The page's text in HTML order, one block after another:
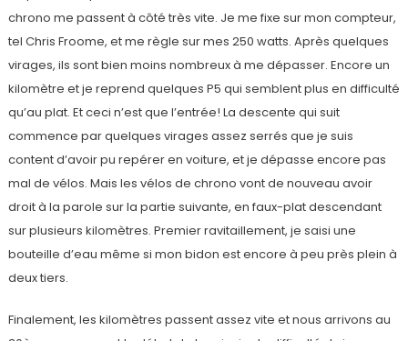
chrono me passent à côté très vite. Je me fixe sur mon compteur,
tel Chris Froome, et me règle sur mes 250 watts. Après quelques
virages, ils sont bien moins nombreux à me dépasser. Encore un
kilomètre et je reprend quelques P5 qui semblent plus en difficulté
qu’au plat. Et ceci n’est que l’entrée! La descente qui suit
commence par quelques virages assez serrés que je suis
content d’avoir pu repérer en voiture, et je dépasse encore pas
mal de vélos. Mais les vélos de chrono vont de nouveau avoir
droit à la parole sur la partie suivante, en faux-plat descendant
sur plusieurs kilomètres. Premier ravitaillement, je saisi une
bouteille d’eau même si mon bidon est encore à peu près plein à
deux tiers.
Finalement, les kilomètres passent assez vite et nous arrivons au